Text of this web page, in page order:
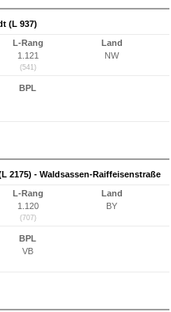
(L 937)
L-Rang
1.121
(541)
Land
NW
BPL
2175) - Waldsassen-Raiffeisenstraße
L-Rang
1.120
(707)
Land
BY
BPL
VB